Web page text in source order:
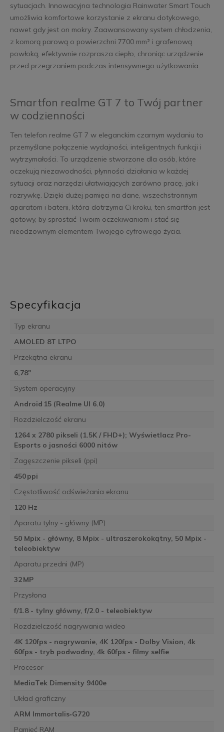
sytuacjach. Innowacyjna technologia Rainwater Smart Touch
umożliwia komfortowe korzystanie z ekranu dotykowego,
nawet gdy jest on mokry. Zaawansowany system chłodzenia,
z komorą parową o powierzchni 7700 mm² i grafenową
powłoką, efektywnie rozprasza ciepło, chroniąc urządzenie
przed przegrzaniem podczas intensywnego użytkowania.
Smartfon realme GT 7 to Twój partner
w codzienności
Ten telefon realme GT 7 w eleganckim czarnym wydaniu to
przemyślane połączenie wydajności, inteligentnych funkcji i
wytrzymałości. To urządzenie stworzone dla osób, które
oczekują niezawodności, płynności działania w każdej
sytuacji oraz narzędzi ułatwiających zarówno pracę, jak i
rozrywkę. Dzięki dużej pamięci na dane, wszechstronnym
aparatom i baterii, która dotrzyma Ci kroku, ten smartfon jest
gotowy, by sprostać Twoim oczekiwaniom i stać się
nieodzownym elementem Twojego cyfrowego życia.
Specyfikacja
Typ ekranu
AMOLED 8T LTPO
Przekątna ekranu
6,78″
System operacyjny
Android 15 (Realme UI 6.0)
Rozdzielczość ekranu
1264 x 2780 pikseli (1.5K / FHD+); Wyświetlacz Pro-
Esports o jasności 6000 nitów
Zagęszczenie pikseli (ppi)
450 ppi
Częstotliwość odświeżania ekranu
120 Hz
Aparatu tylny - główny (MP)
50 Mpix - główny, 8 Mpix - ultraszerokokątny, 50 Mpix -
teleobiektyw
Aparatu przedni (MP)
32 MP
Przysłona
f/1.8 - tylny główny, f/2.0 - teleobiektyw
Rozdzielczość nagrywania wideo
4K 120fps - nagrywanie, 4K 120fps - Dolby Vision, 4k
60fps - tryb podwodny, 4k 60fps - filmy selfie
Procesor
MediaTek Dimensity 9400e
Układ graficzny
ARM Immortalis‑G720
Pamięć RAM